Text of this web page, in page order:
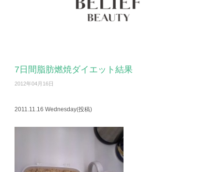
7日間脂肪燃焼ダイエット結果
2012年04月16日
2011.11.16 Wednesday(投稿)